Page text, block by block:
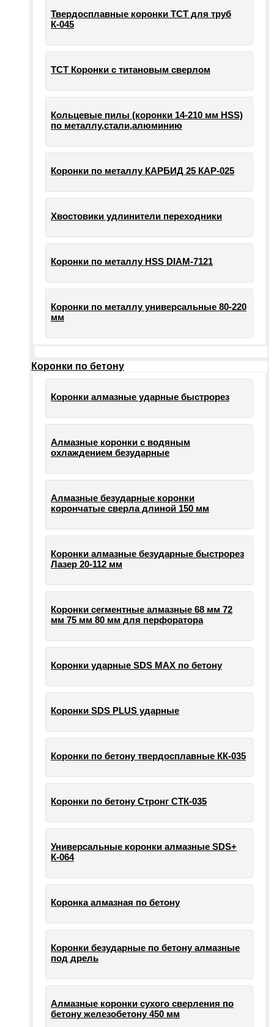
Твердосплавные коронки ТСТ для труб
К-045
ТСТ Коронки с титановым сверлом
Кольцевые пилы (коронки 14-210 мм HSS)
по металлу,стали,алюминию
Коронки по металлу КАРБИД 25 КАР-025
Хвостовики удлинители переходники
Коронки по металлу HSS DIAM-7121
Коронки по металлу универсальные 80-220
мм
Коронки по бетону
Коронки алмазные ударные быстрорез
Алмазные коронки с водяным
охлаждением безударные
Алмазные безударные коронки
корончатые сверла длиной 150 мм
Коронки алмазные безударные быстрорез
Лазер 20-112 мм
Коронки сегментные алмазные 68 мм 72
мм 75 мм 80 мм для перфоратора
Коронки ударные SDS MAX по бетону
Коронки SDS PLUS ударные
Коронки по бетону твердосплавные КК-035
Коронки по бетону Стронг СТК-035
Универсальные коронки алмазные SDS+
К-064
Коронка алмазная по бетону
Коронки безударные по бетону алмазные
под дрель
Алмазные коронки сухого сверления по
бетону железобетону 450 мм